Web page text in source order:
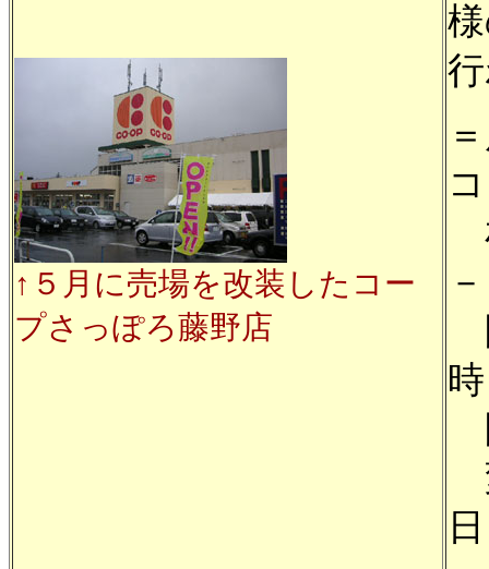
↑５月に売場を改装したコー
プさっぽろ藤野店
日